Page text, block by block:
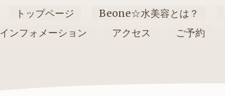
トップページ Beone☆水美容とは？
インフォメーション
アクセス ご予約